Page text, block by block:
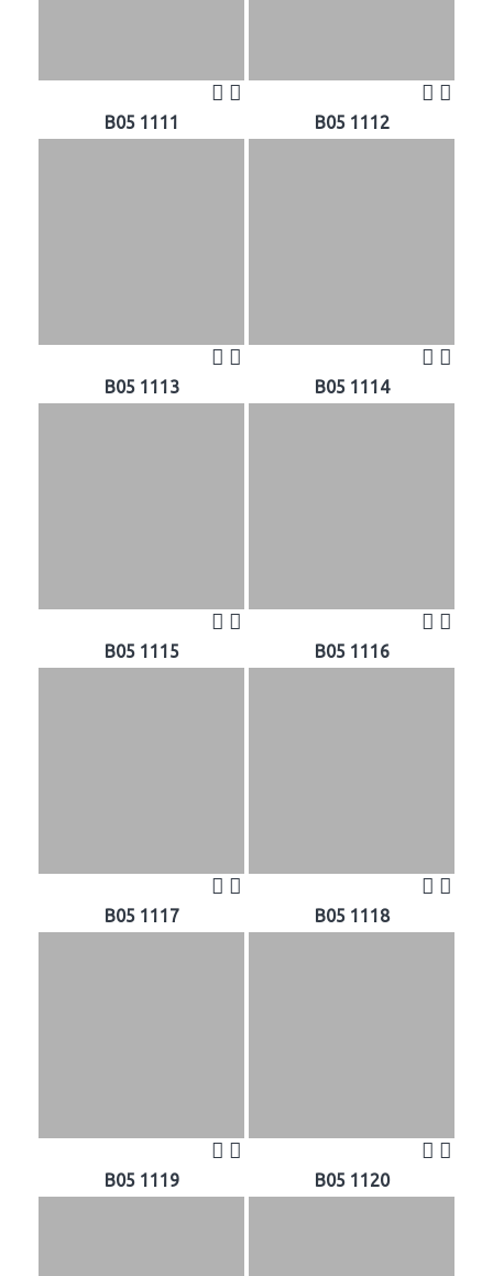
B05 1111 B05 1112
B05 1113 B05 1114
B05 1115 B05 1116
B05 1117 B05 1118
B05 1119 B05 1120